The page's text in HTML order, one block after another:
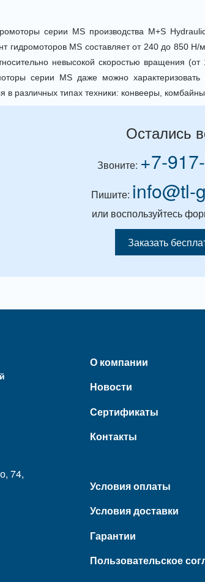
серии MS производства M+S
гидромоторов MS составляет от 240 до 850
невысокой скоростью вращения
серии MS даже можно
в различных типах техники: конвееры,
Остались
Звоните: +7-
Пишите: info@tl-
или воспользуйтесь
Заказать
74,
О компании
Новости
Сертификаты
Контакты
Условия оплаты
Условия доставки
Гарантии
Пользовательское